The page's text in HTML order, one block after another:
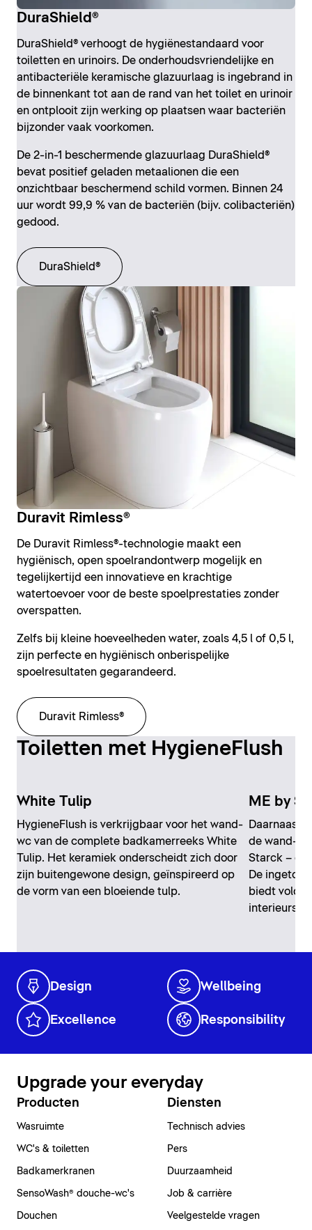
DuraShield®
DuraShield® verhoogt de hygiënestandaard voor
toiletten en urinoirs. De onderhoudsvriendelijke en
antibacteriële keramische glazuurlaag is ingebrand in
de binnenkant tot aan de rand van het toilet en urinoir
en ontplooit zijn werking op plaatsen waar bacteriën
bijzonder vaak voorkomen.
De 2-in-1 beschermende glazuurlaag DuraShield®
bevat positief geladen metaalionen die een
onzichtbaar beschermend schild vormen. Binnen 24
uur wordt 99,9 % van de bacteriën (bijv. colibacteriën)
gedood.
DuraShield®
Duravit Rimless®
De Duravit Rimless®-technologie maakt een
hygiënisch, open spoelrandontwerp mogelijk en
tegelijkertijd een innovatieve en krachtige
watertoevoer voor de beste spoelprestaties zonder
overspatten.
Zelfs bij kleine hoeveelheden water, zoals 4,5 l of 0,5 l,
zijn perfecte en hygiënisch onberispelijke
spoelresultaten gegarandeerd.
Duravit Rimless®
Toiletten met HygieneFlush
White Tulip
HygieneFlush is verkrijgbaar voor het wand-
wc van de complete badkamerreeks White
Tulip. Het keramiek onderscheidt zich door
zijn buitengewone design, geïnspireerd op
de vorm van een bloeiende tulp.
ME by
Daarnaast
de wand-
Starck –
De
biedt
Design Wellbeing
Excellence Responsibility
Upgrade your everyday
Producten
Wasruimte
WC's & toiletten
Badkamerkranen
SensoWash® douche-wc's
Douchen
Diensten
Technisch advies
Pers
Duurzaamheid
Job & carrière
Veelgestelde vragen